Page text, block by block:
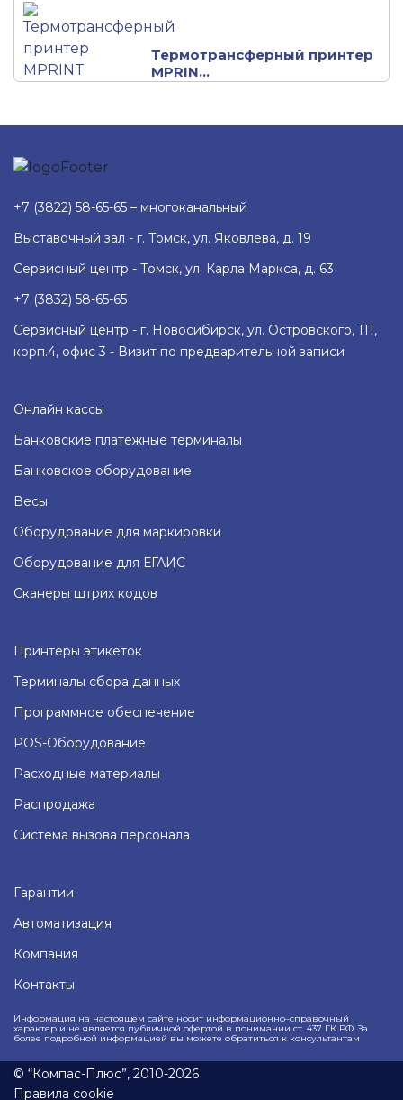
Термотрансферный принтер
MPRIN...
+7 (3822) 58-65-65 – многоканальный
Выставочный зал - г. Томск, ул. Яковлева, д. 19
Сервисный центр - Томск, ул. Карла Маркса, д. 63
+7 (3832) 58-65-65
Сервисный центр - г. Новосибирск, ул. Островского, 111,
корп.4, офис 3 - Визит по предварительной записи
Онлайн кассы
Банковские платежные терминалы
Банковское оборудование
Весы
Оборудование для маркировки
Оборудование для ЕГАИС
Сканеры штрих кодов
Принтеры этикеток
Терминалы сбора данных
Программное обеспечение
POS-Оборудование
Расходные материалы
Распродажа
Система вызова персонала
Гарантии
Автоматизация
Компания
Контакты
Информация на настоящем сайте носит информационно–справочный
характер и не является публичной офертой в понимании ст. 437 ГК РФ. За
более подробной информацией вы можете обратиться к консультантам
© “Компас-Плюс”, 2010-2026
Правила cookie